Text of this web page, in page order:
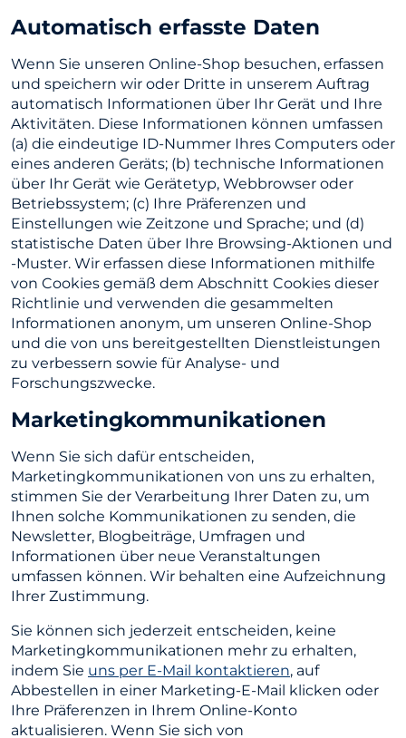
Automatisch erfasste Daten
Wenn Sie unseren Online-Shop besuchen, erfassen
und speichern wir oder Dritte in unserem Auftrag
automatisch Informationen über Ihr Gerät und Ihre
Aktivitäten. Diese Informationen können umfassen
(a) die eindeutige ID-Nummer Ihres Computers oder
eines anderen Geräts; (b) technische Informationen
über Ihr Gerät wie Gerätetyp, Webbrowser oder
Betriebssystem; (c) Ihre Präferenzen und
Einstellungen wie Zeitzone und Sprache; und (d)
statistische Daten über Ihre Browsing-Aktionen und
-Muster. Wir erfassen diese Informationen mithilfe
von Cookies gemäß dem Abschnitt Cookies dieser
Richtlinie und verwenden die gesammelten
Informationen anonym, um unseren Online-Shop
und die von uns bereitgestellten Dienstleistungen
zu verbessern sowie für Analyse- und
Forschungszwecke.
Marketingkommunikationen
Wenn Sie sich dafür entscheiden,
Marketingkommunikationen von uns zu erhalten,
stimmen Sie der Verarbeitung Ihrer Daten zu, um
Ihnen solche Kommunikationen zu senden, die
Newsletter, Blogbeiträge, Umfragen und
Informationen über neue Veranstaltungen
umfassen können. Wir behalten eine Aufzeichnung
Ihrer Zustimmung.
Sie können sich jederzeit entscheiden, keine
Marketingkommunikationen mehr zu erhalten,
indem Sie uns per E-Mail kontaktieren, auf
Abbestellen in einer Marketing-E-Mail klicken oder
Ihre Präferenzen in Ihrem Online-Konto
aktualisieren. Wenn Sie sich von